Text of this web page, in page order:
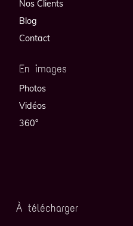
Nos Clients
Blog
Contact
En images
Photos
Vidéos
360°
À télécharger